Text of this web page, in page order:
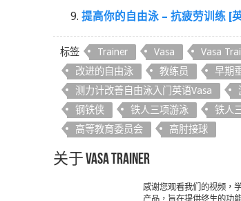
提高你的自由泳 – 抗疲劳训练 [
标签 Trainer Vasa Vasa
改进的自由泳
教练员 早期
测力计改善自由泳入门英语Vasa
钢铁侠
铁人三项游泳 铁人
高等教育委员会
高肘接球
关于 Vasa Trainer
感谢您观看我们的视频，